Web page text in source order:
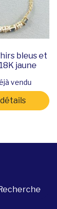
bleus et
jaune
vendu